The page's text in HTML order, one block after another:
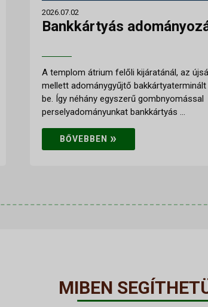
2026.07.02
Bankkártyás
A templom átrium felőli kijáratánál, az
mellett adománygyűjtő
be. Így néhány egyszerű gombnyomással
perselyadományunkat bankkártyás ...
BŐVEBBEN »
MIBEN